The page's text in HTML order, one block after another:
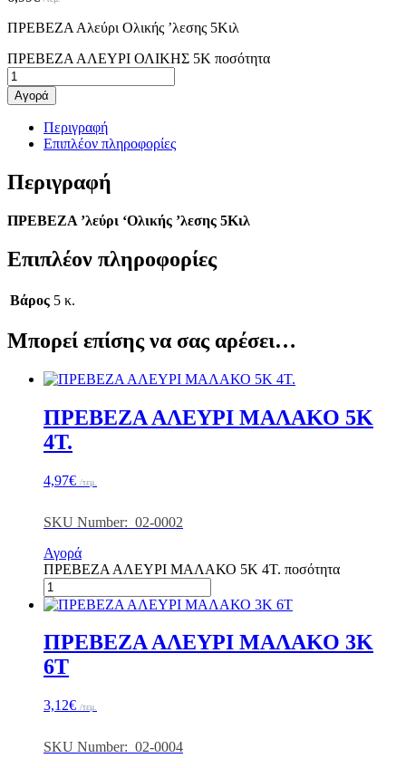
ΠΡΕΒΕΖΑ Αλεύρι Ολικής ’λεσης 5Kιλ
ΠΡΕΒΕΖΑ ΑΛΕΥΡΙ ΟΛΙΚΗΣ 5Κ ποσότητα
Αγορά
Περιγραφή
Επιπλέον πληροφορίες
Περιγραφή
ΠΡΕΒΕΖΑ ’λεύρι ‘Ολικής ’λεσης 5Kιλ
Επιπλέον πληροφορίες
Βάρος 5 κ.
Μπορεί επίσης να σας αρέσει…
ΠΡΕΒΕΖΑ ΑΛΕΥΡΙ ΜΑΛΑΚΟ 5Κ
4Τ.
4,97€ /τεμ.
SKU Number: 02-0002
Αγορά
ΠΡΕΒΕΖΑ ΑΛΕΥΡΙ ΜΑΛΑΚΟ 5Κ 4Τ. ποσότητα
ΠΡΕΒΕΖΑ ΑΛΕΥΡΙ ΜΑΛΑΚΟ 3Κ
6Τ
3,12€ /τεμ.
SKU Number: 02-0004